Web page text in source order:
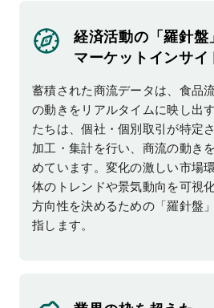
経済活動の「羅針盤
マーケットインサイ
蓄積された商流データは、食品
の動きをリアルタイムに映し出
たちは、個社・個別取引が特定
加工・集計を行い、商流の動き
めています。変化の激しい市場
体のトレンドや景気動向を可視
方向性を決めるための「羅針盤
指します。